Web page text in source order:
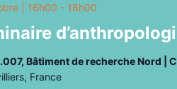
| 16h00 - 18h00
Bâtiment de recherche Nord |
France